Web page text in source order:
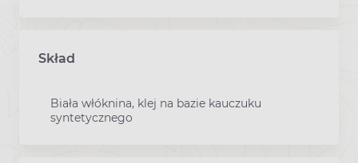
Skład
Biała włóknina, klej na bazie kauczuku
syntetycznego